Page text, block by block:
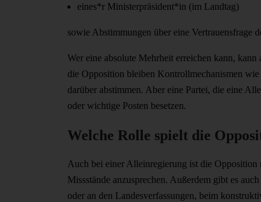
eines*r Ministerpräsident*in (im Landtag)
sowie Abstimmungen über eine Vertrauensfrage
Wer eine absolute Mehrheit erreichen kann,
die Opposition bleiben Kontrollmechanismen
darüber abstimmen. Aber eine Partei, die eine
oder wichtige Posten besetzen.
Welche Rolle spielt die
Auch bei einer Alleinregierung ist die
Missstände anzusprechen. Außerdem gibt es
oder an den Landesverfassungen, beim